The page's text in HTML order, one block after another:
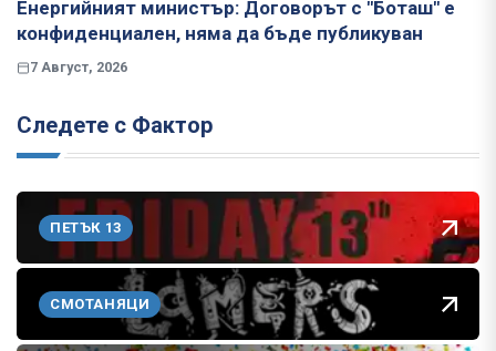
Енергийният министър: Договорът с "Боташ" е
конфиденциален, няма да бъде публикуван
7 Август, 2026
Следете с Фактор
ПЕТЪК 13
СМОТАНЯЦИ